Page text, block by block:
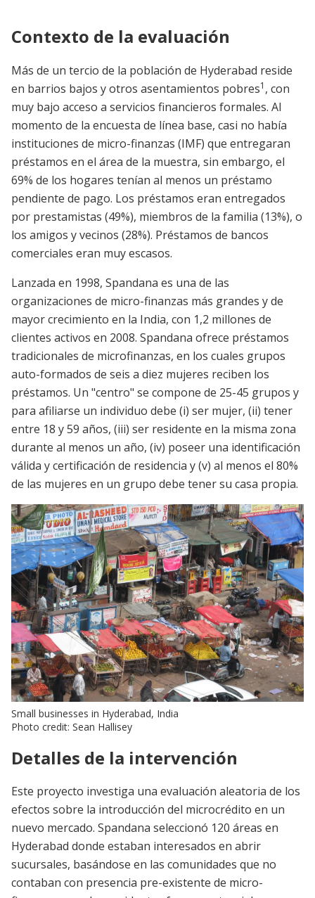
Contexto de la evaluación
Más de un tercio de la población de Hyderabad reside
en barrios bajos y otros asentamientos pobres1 , con
muy bajo acceso a servicios financieros formales. Al
momento de la encuesta de línea base, casi no había
instituciones de micro-finanzas (IMF) que entregaran
préstamos en el área de la muestra, sin embargo, el
69% de los hogares tenían al menos un préstamo
pendiente de pago. Los préstamos eran entregados
por prestamistas (49%), miembros de la familia (13%), o
los amigos y vecinos (28%). Préstamos de bancos
comerciales eran muy escasos.
Lanzada en 1998, Spandana es una de las
organizaciones de micro-finanzas más grandes y de
mayor crecimiento en la India, con 1,2 millones de
clientes activos en 2008. Spandana ofrece préstamos
tradicionales de microfinanzas, en los cuales grupos
auto-formados de seis a diez mujeres reciben los
préstamos. Un "centro" se compone de 25-45 grupos y
para afiliarse un individuo debe (i) ser mujer, (ii) tener
entre 18 y 59 años, (iii) ser residente en la misma zona
durante al menos un año, (iv) poseer una identificación
válida y certificación de residencia y (v) al menos el 80%
de las mujeres en un grupo debe tener su casa propia.
Small businesses in Hyderabad, India
Photo credit: Sean Hallisey
Detalles de la intervención
Este proyecto investiga una evaluación aleatoria de los
efectos sobre la introducción del microcrédito en un
nuevo mercado. Spandana seleccionó 120 áreas en
Hyderabad donde estaban interesados en abrir
sucursales, basándose en las comunidades que no
contaban con presencia pre-existente de micro-